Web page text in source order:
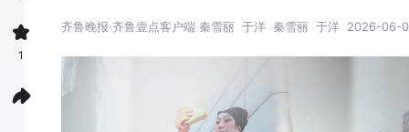
齐鲁晚报·齐鲁壹点客户端 秦雪丽 于洋 秦雪丽 于洋 2026-06-
1